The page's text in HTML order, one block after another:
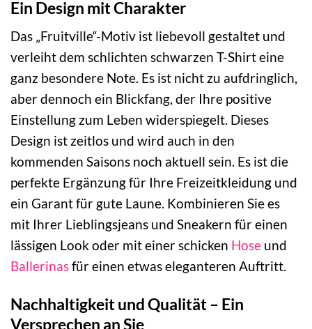
Ein Design mit Charakter
Das „Fruitville“-Motiv ist liebevoll gestaltet und
verleiht dem schlichten schwarzen T-Shirt eine
ganz besondere Note. Es ist nicht zu aufdringlich,
aber dennoch ein Blickfang, der Ihre positive
Einstellung zum Leben widerspiegelt. Dieses
Design ist zeitlos und wird auch in den
kommenden Saisons noch aktuell sein. Es ist die
perfekte Ergänzung für Ihre Freizeitkleidung und
ein Garant für gute Laune. Kombinieren Sie es
mit Ihrer Lieblingsjeans und Sneakern für einen
lässigen Look oder mit einer schicken Hose und
Ballerinasfür einen etwas eleganteren Auftritt.
Nachhaltigkeit und Qualität – Ein
Versprechen an Sie